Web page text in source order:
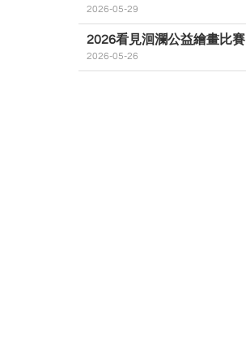
2026-05-29
2026看見洄瀾公益繪畫比賽
2026-05-26